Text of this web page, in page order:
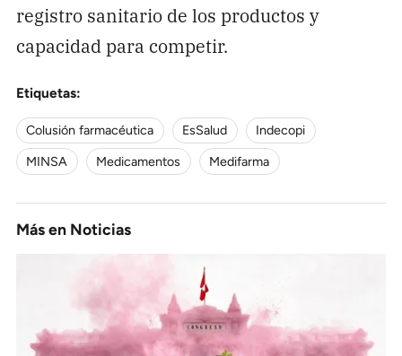
registro sanitario de los productos y
capacidad para competir.
Etiquetas:
Colusión farmacéutica EsSalud
Indecopi
MINSA
Medicamentos Medifarma
Más en Noticias